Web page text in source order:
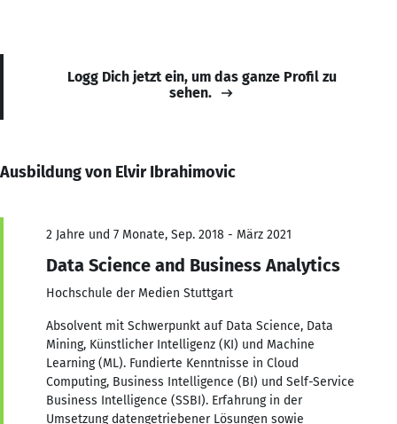
Logg Dich jetzt ein, um das ganze Profil zu
sehen.
Ausbildung von Elvir Ibrahimovic
2 Jahre und 7 Monate, Sep. 2018 - März 2021
Data Science and Business Analytics
Hochschule der Medien Stuttgart
Absolvent mit Schwerpunkt auf Data Science, Data
Mining, Künstlicher Intelligenz (KI) und Machine
Learning (ML). Fundierte Kenntnisse in Cloud
Computing, Business Intelligence (BI) und Self-Service
Business Intelligence (SSBI). Erfahrung in der
Umsetzung datengetriebener Lösungen sowie